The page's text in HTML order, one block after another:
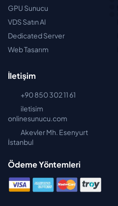
GPU Sunucu
VDS Satın Al
Dedicated Server
Web Tasarım
İletişim
+90 850 302 11 61
iletisim
onlinesunucu.com
Akevler Mh. Esenyurt
İstanbul
Ödeme Yöntemleri